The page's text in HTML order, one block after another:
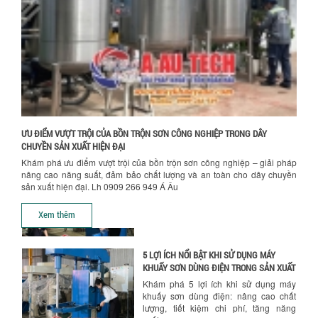
ƯU ĐIỂM VƯỢT TRỘI CỦA BỒN TRỘN SƠN CÔNG NGHIỆP TRONG DÂY
CHUYỀN SẢN XUẤT HIỆN ĐẠI
Khám phá ưu điểm vượt trội của bồn trộn sơn công nghiệp – giải pháp
nâng cao năng suất, đảm bảo chất lượng và an toàn cho dây chuyền
sản xuất hiện đại. Lh 0909 266 949 Á Âu
Xem thêm
CHUYỀN SẢN XUẤT
Chọn đúng dụng cụ khuấy sơn giúp tối
ưu chi phí, nâng cao chất lượng sản
xuất. Tìm hiểu giải pháp từ Công...
XU HƯỚNG SỬ DỤNG MÁY KHUẤY SƠN
KHÍ NÉN TRONG NGÀNH SẢN XUẤT HIỆN
ĐẠI: AN TOÀN – TIẾT KIỆM – BỀN BỈ
Khám phá xu hướng máy khuấy sơn khí
nén – Giải pháp an toàn, tiết kiệm, bền
bỉ cho sản xuất sơn công nghiệp...
CÓ NÊN ĐẦU TƯ MÁY NGHIỀN DUNG MÔI
GIÁ RẺ CHO NGÀNH HÓA CHẤT?
Máy nghiền dung môi giá rẻ có thực sự
5 LỢI ÍCH NỔI BẬT KHI SỬ DỤNG MÁY
KHUẤY SƠN DÙNG ĐIỆN TRONG SẢN XUẤT
Khám phá 5 lợi ích khi sử dụng máy
khuấy sơn dùng điện: nâng cao chất
lượng, tiết kiệm chi phí, tăng năng